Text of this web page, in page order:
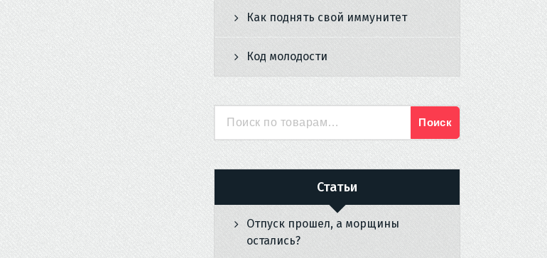
Как поднять свой иммунитет
Код молодости
Искать:
Поиск
Статьи
Отпуск прошел, а морщины
остались?